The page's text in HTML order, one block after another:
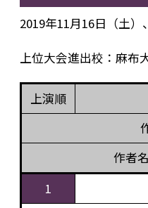
2019年11月16日（土）
上位大会進出校：麻布
上演順
作者名
1